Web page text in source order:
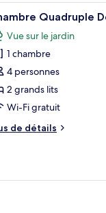
fournies, savon
vue jardin | Coffres-
:
5 Quadruple
Vue sur le jardin
1 chambre
4 personnes
2 grands lits
Wi-Fi gratuit
de détails
rideaux occultants